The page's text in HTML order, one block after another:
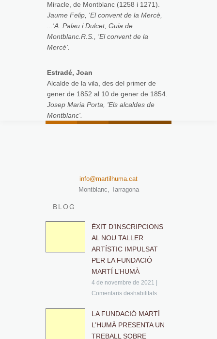
Miracle, de Montblanc (1258 i 1271).
Jaume Felip, 'El convent de la Mercè,
...'A. Palau i Dulcet, Guia de
Montblanc.R.S., 'El convent de la
Mercè'.
Estradé, Joan
Alcalde de la vila, des del primer de
gener de 1852 al 10 de gener de 1854.
Josep Maria Porta, 'Els alcaldes de
Montblanc'.
info@martilhuma.cat
Montblanc, Tarragona
BLOG
ÈXIT D’INSCRIPCIONS
AL NOU TALLER
ARTÍSTIC IMPULSAT
PER LA FUNDACIÓ
MARTÍ L’HUMÀ
4 de novembre de 2021
Comentaris deshabilitats
LA FUNDACIÓ MARTÍ
L’HUMÀ PRESENTA UN
TREBALL SOBRE